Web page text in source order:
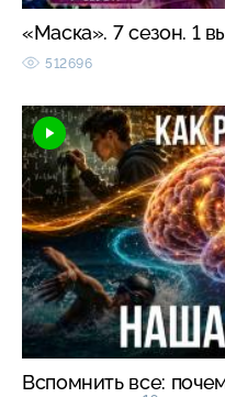
«Маска». 7 сезон. 1
512696
Вспомнить все: